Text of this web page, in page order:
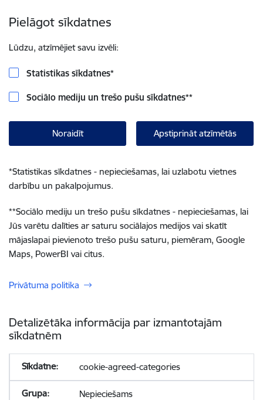
Pielāgot sīkdatnes
Lūdzu, atzīmējiet savu izvēli:
Statistikas sīkdatnes*
Sociālo mediju un trešo pušu sīkdatnes**
Noraidīt Apstiprināt atzīmētās
*Statistikas sīkdatnes - nepieciešamas, lai uzlabotu vietnes
darbību un pakalpojumus.
**Sociālo mediju un trešo pušu sīkdatnes - nepieciešamas, lai
Jūs varētu dalīties ar saturu sociālajos medijos vai skatīt
mājaslapai pievienoto trešo pušu saturu, piemēram, Google
Maps, PowerBI vai citus.
Privātuma politika
Detalizētāka informācija par izmantotajām
sīkdatnēm
cookie-agreed-categories
Nepieciešams